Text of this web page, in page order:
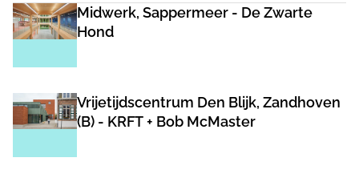
Midwerk, Sappermeer - De Zwarte
Hond
Vrijetijdscentrum Den Blijk, Zandhoven
(B) - KRFT + Bob McMaster